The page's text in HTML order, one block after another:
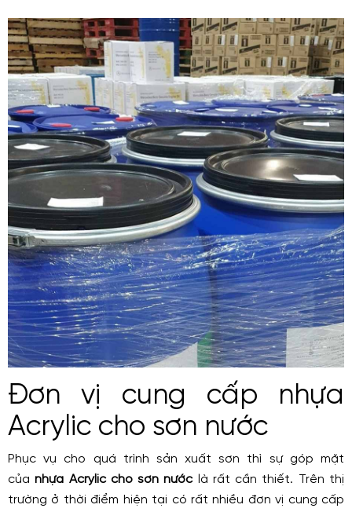
Đơn vị cung cấp nhựa
Acrylic cho sơn nước
Phục vụ cho quá trình sản xuất sơn thì sự góp mặt
củanhựa Acrylic cho sơn nướclà rất cần thiết. Trên thị
trường ở thời điểm hiện tại có rất nhiều đơn vị cung cấp